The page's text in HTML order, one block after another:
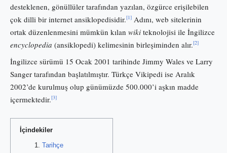
desteklenen, gönüllüler tarafından yazılan, özgürce erişilebilen
çok dilli bir internet ansiklopedisidir.[1] Adını, web sitelerinin
ortak düzenlenmesini mümkün kılan wiki teknolojisi ile İngilizce
encyclopedia (ansiklopedi) kelimesinin birleşiminden alır.[2]
İngilizce sürümü 15 Ocak 2001 tarihinde Jimmy Wales ve Larry
Sanger tarafından başlatılmıştır. Türkçe Vikipedi ise Aralık
2002’de kurulmuş olup günümüzde 500.000’i aşkın madde
içermektedir.[3]
İçindekiler
Tarihçe